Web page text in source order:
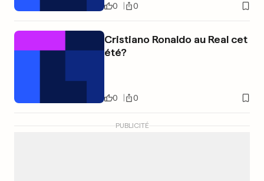
0 0
Cristiano Ronaldo au Real cet
été?
0 0
PUBLICITÉ